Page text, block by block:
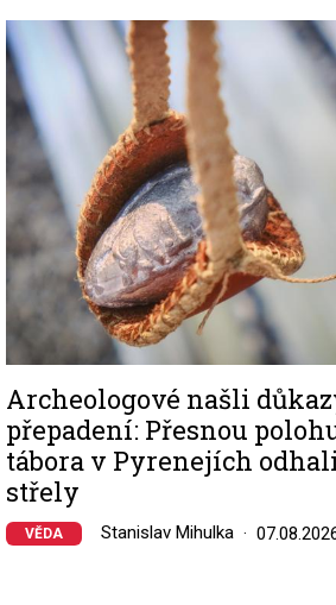
Image
Archeologové našli
přepadení: Přesnou
tábora v Pyrenejích
střely
VĚDA Stanislav Mihulka